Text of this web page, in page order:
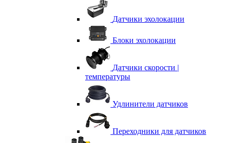
Датчики эхолокации
Блоки эхолокации
Датчики скорости |
температуры
Удлинители датчиков
Переходники для датчиков